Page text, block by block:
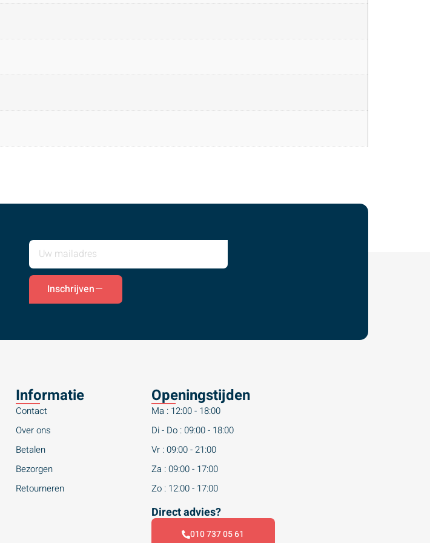
Inschrijven
Informatie
Contact
Over ons
Betalen
Bezorgen
Retourneren
Openingstijden
Ma : 12:00 - 18:00
Di - Do : 09:00 - 18:00
Vr : 09:00 - 21:00
Za : 09:00 - 17:00
Zo : 12:00 - 17:00
Direct advies?
010 737 05 61